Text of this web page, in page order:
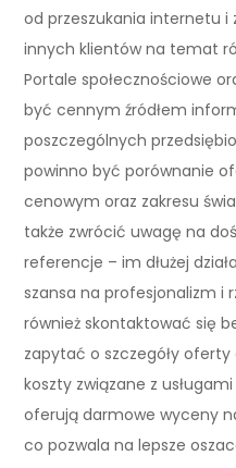
od przeszukania internetu i
innych klientów na temat
Portale społecznościowe
być cennym źródłem
poszczególnych
powinno być porównanie
cenowym oraz zakresu
także zwrócić uwagę na
referencje – im dłużej
szansa na profesjonalizm i
również skontaktować się
zapytać o szczegóły
koszty związane z
oferują darmowe wyceny
co pozwala na lepsze